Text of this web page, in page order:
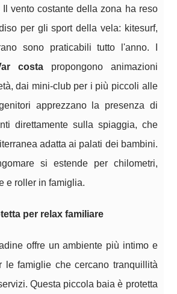
Il vento costante della zona ha reso
per gli sport della vela: kitesurf,
sono praticabili tutto l'anno. I
costapropongono animazioni
dai mini-club per i più piccoli alle
apprezzano la presenza di
direttamente sulla spiaggia, che
adatta ai palati dei bambini.
si estende per chilometri,
e roller in famiglia.
per relax familiare
offre un ambiente più intimo e
le famiglie che cercano tranquillità
Questa piccola baia è protetta